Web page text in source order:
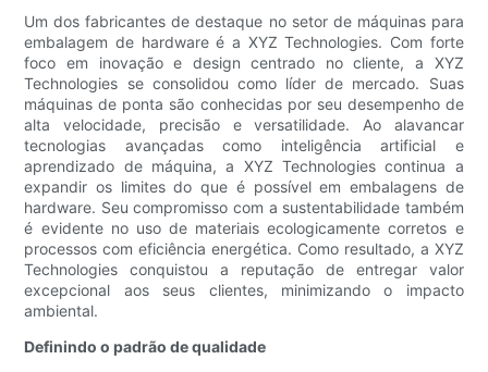
Um dos fabricantes de destaque no setor de máquinas para
embalagem de hardware é a XYZ Technologies. Com forte
foco em inovação e design centrado no cliente, a XYZ
Technologies se consolidou como líder de mercado. Suas
máquinas de ponta são conhecidas por seu desempenho de
alta velocidade, precisão e versatilidade. Ao alavancar
tecnologias avançadas como inteligência artificial e
aprendizado de máquina, a XYZ Technologies continua a
expandir os limites do que é possível em embalagens de
hardware. Seu compromisso com a sustentabilidade também
é evidente no uso de materiais ecologicamente corretos e
processos com eficiência energética. Como resultado, a XYZ
Technologies conquistou a reputação de entregar valor
excepcional aos seus clientes, minimizando o impacto
ambiental.
Definindo o padrão de qualidade